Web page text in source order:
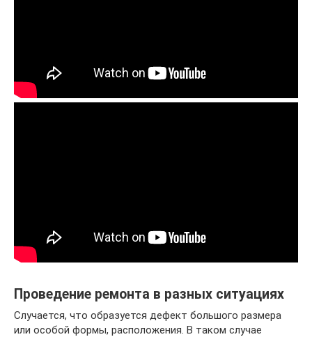
Проведение ремонта в разных ситуациях
Случается, что образуется дефект большого размера
или особой формы, расположения. В таком случае